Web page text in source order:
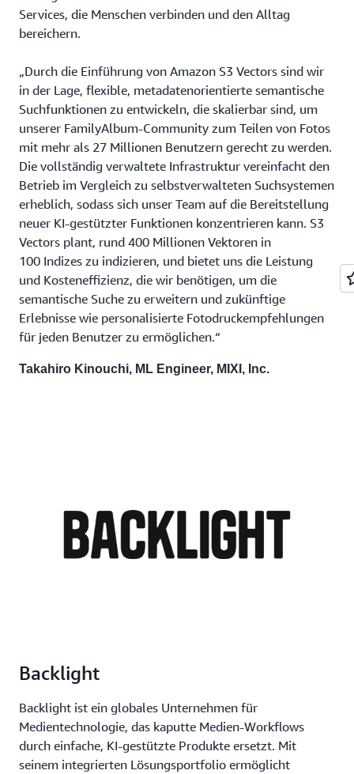
Services, die Menschen verbinden und den Alltag
bereichern.
„Durch die Einführung von Amazon S3 Vectors sind wir
in der Lage, flexible, metadatenorientierte semantische
Suchfunktionen zu entwickeln, die skalierbar sind, um
unserer FamilyAlbum-Community zum Teilen von Fotos
mit mehr als 27 Millionen Benutzern gerecht zu werden.
Die vollständig verwaltete Infrastruktur vereinfacht den
Betrieb im Vergleich zu selbstverwalteten Suchsystemen
erheblich, sodass sich unser Team auf die Bereitstellung
neuer KI-gestützter Funktionen konzentrieren kann. S3
Vectors plant, rund 400 Millionen Vektoren in
100 Indizes zu indizieren, und bietet uns die Leistung
und Kosteneffizienz, die wir benötigen, um die
semantische Suche zu erweitern und zukünftige
Erlebnisse wie personalisierte Fotodruckempfehlungen
für jeden Benutzer zu ermöglichen.“
Takahiro Kinouchi, ML Engineer, MIXI, Inc.
Backlight
Backlight ist ein globales Unternehmen für
Medientechnologie, das kaputte Medien-Workflows
durch einfache, KI-gestützte Produkte ersetzt. Mit
seinem integrierten Lösungsportfolio ermöglicht